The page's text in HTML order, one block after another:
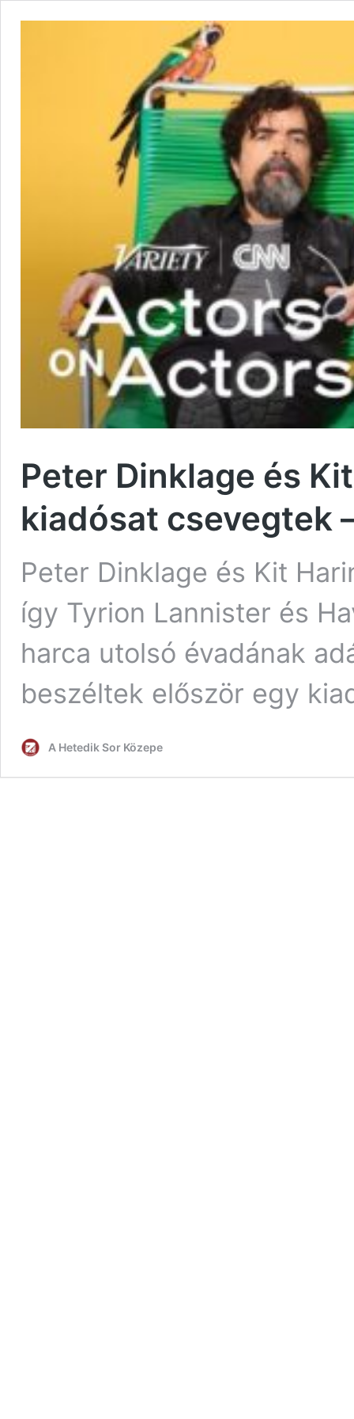
Peter Dinklage és
kiadósat csevegtek
Peter Dinklage és Kit
így Tyrion Lannister és
harca utolsó évadának
beszéltek először egy
A Hetedik Sor Közepe